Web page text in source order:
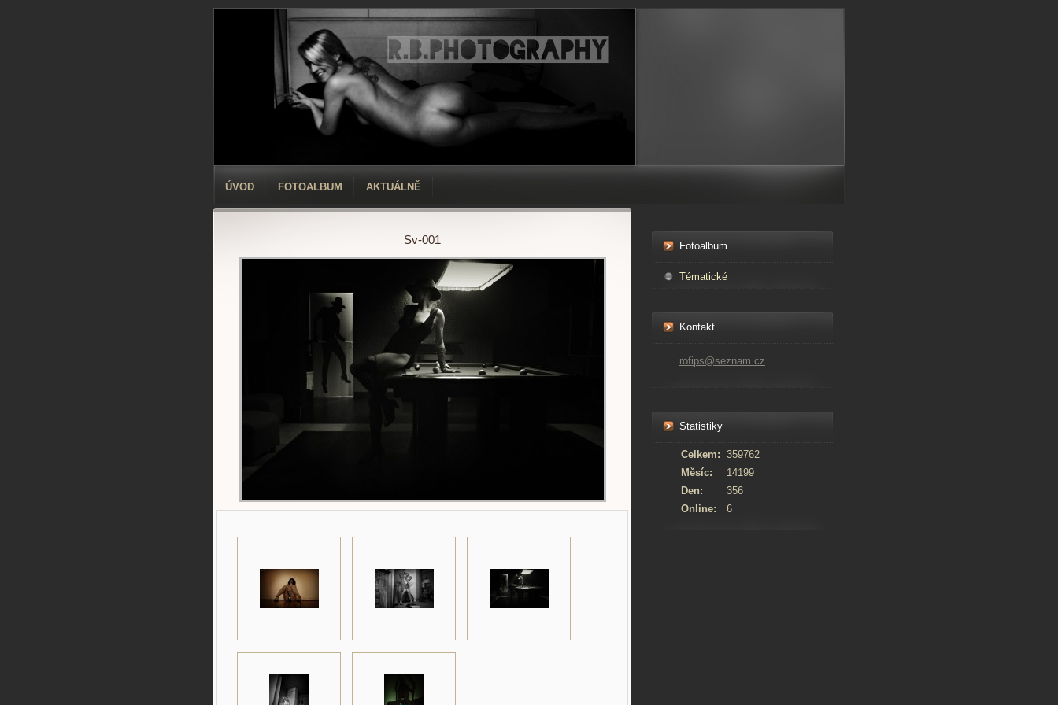
ÚVOD FOTOALBUM AKTUÁLNĚ
Sv-001 Fotoalbum
Tématické
Kontakt
rofips@seznam.cz
Statistiky
Online: 6
Celkem: 359762
Měsíc:
14199
Den:
356